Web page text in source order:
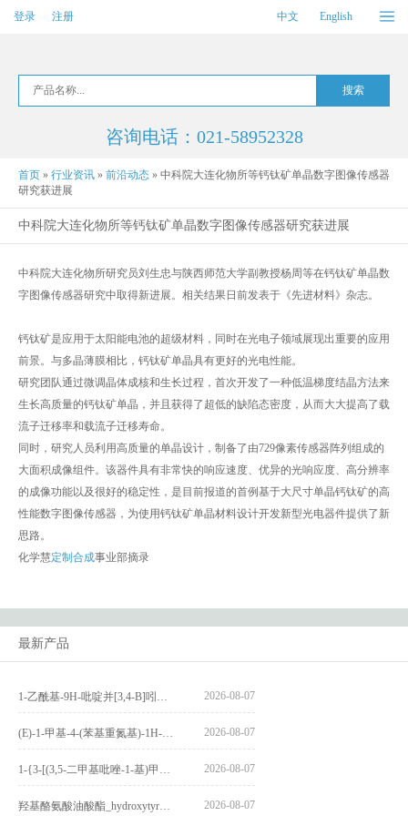
登录 注册 中文 English
咨询电话：021-58952328
首页 » 行业资讯 » 前沿动态 » 中科院大连化物所等钙钛矿单晶数字图像传感器
研究获进展
中科院大连化物所等钙钛矿单晶数字图像传感器研究获进展
中科院大连化物所研究员刘生忠与陕西师范大学副教授杨周等在钙钛矿单晶数
字图像传感器研究中取得新进展。相关结果日前发表于《先进材料》杂志。
钙钛矿是应用于太阳能电池的超级材料，同时在光电子领域展现出重要的应用
前景。与多晶薄膜相比，钙钛矿单晶具有更好的光电性能。
研究团队通过微调晶体成核和生长过程，首次开发了一种低温梯度结晶方法来
生长高质量的钙钛矿单晶，并且获得了超低的缺陷态密度，从而大大提高了载
流子迁移率和载流子迁移寿命。
同时，研究人员利用高质量的单晶设计，制备了由729像素传感器阵列组成的
大面积成像组件。该器件具有非常快的响应速度、优异的光响应度、高分辨率
的成像功能以及很好的稳定性，是目前报道的首例基于大尺寸单晶钙钛矿的高
性能数字图像传感器，为使用钙钛矿单晶材料设计开发新型光电器件提供了新
思路。
化学慧定制合成事业部摘录
最新产品
2026-08-07
2026-08-07
2026-08-07
2026-08-07